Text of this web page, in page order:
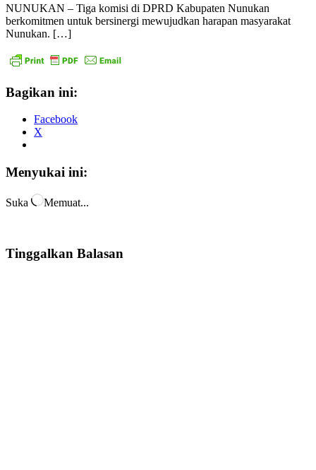
NUNUKAN – Tiga komisi di DPRD Kabupaten Nunukan
berkomitmen untuk bersinergi mewujudkan harapan masyarakat
Nunukan. […]
Bagikan ini:
Facebook
X
Menyukai ini:
Suka Memuat...
Tinggalkan Balasan